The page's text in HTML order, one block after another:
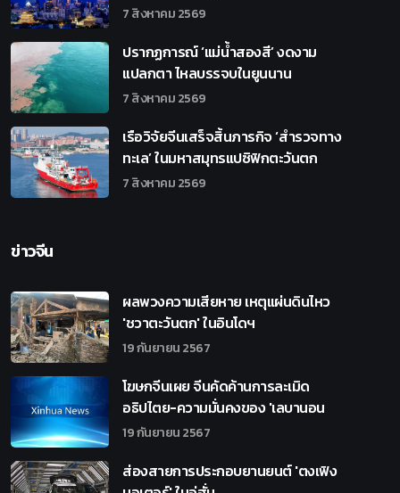
7 สิงหาคม 2569
ปรากฏการณ์ ‘แม่น้ำสองสี’ งดงาม
แปลกตา ไหลบรรจบในยูนนาน
7 สิงหาคม 2569
เรือวิจัยจีนเสร็จสิ้นภารกิจ ‘สำรวจทาง
ทะเล’ ในมหาสมุทรแปซิฟิกตะวันตก
7 สิงหาคม 2569
ข่าวจีน
ผลพวงความเสียหาย เหตุแผ่นดินไหว
'ชวาตะวันตก' ในอินโดฯ
19 กันยายน 2567
โฆษกจีนเผย จีนคัดค้านการละเมิด
อธิปไตย-ความมั่นคงของ 'เลบานอน
19 กันยายน 2567
ส่องสายการประกอบยานยนต์ 'ตงเฟิง